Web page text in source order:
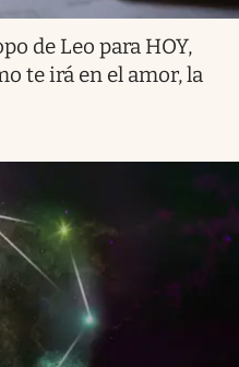
de Leo para HOY,
te irá en el amor, la